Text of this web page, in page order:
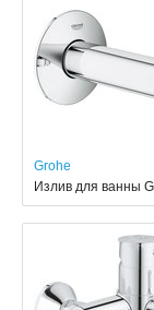
Grohe
Излив для ванны